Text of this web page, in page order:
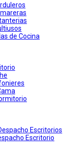
de Cocina
Escritorios
Escritorio